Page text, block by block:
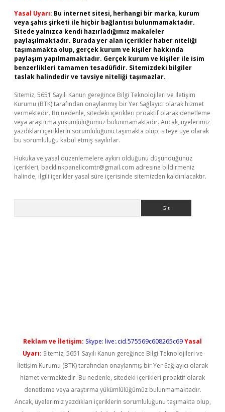
Yasal Uyarı: Bu internet sitesi, herhangi bir marka, kurum
veya şahıs şirketi ile hiçbir bağlantısı bulunmamaktadır.
Sitede yalnızca kendi hazırladığımız makaleler
paylaşılmaktadır. Burada yer alan içerikler haber niteliği
taşımamakta olup, gerçek kurum ve kişiler hakkında
paylaşım yapılmamaktadır. Gerçek kurum ve kişiler ile isim
benzerlikleri tamamen tesadüfidir. Sitemizdeki bilgiler
taslak halindedir ve tavsiye niteliği taşımazlar.
Sitemiz, 5651 Sayılı Kanun gereğince Bilgi Teknolojileri ve İletişim
Kurumu (BTK) tarafından onaylanmış bir Yer Sağlayıcı olarak hizmet
vermektedir. Bu nedenle, sitedeki içerikleri proaktif olarak denetleme
veya araştırma yükümlülüğümüz bulunmamaktadır. Ancak, üyelerimiz
yazdıkları içeriklerin sorumluluğunu taşımakta olup, siteye üye olarak
bu sorumluluğu kabul etmiş sayılırlar.
Hukuka ve yasal düzenlemelere aykırı olduğunu düşündüğünüz
içerikleri, backlinkpanelicomtr@gmail.com adresine bildirmeniz
halinde, ilgili içerikler yasal süre içerisinde sitemizden kaldırılacaktır.
Reklam ve İletişim: Skype: live:.cid.575569c608265c69Yasal
Uyarı: Sitemiz, 5651 Sayılı Kanun gereğince Bilgi Teknolojileri ve
İletişim Kurumu (BTK) tarafından onaylanmış bir Yer Sağlayıcı olarak
hizmet vermektedir. Bu nedenle, sitedeki içerikleri proaktif olarak
denetleme veya araştırma yükümlülüğümüz bulunmamaktadır.
Ancak, üyelerimiz yazdıkları içeriklerin sorumluluğunu taşımakta olup,